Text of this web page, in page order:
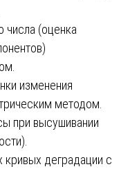
числа (оценка
изменения
методом.
при высушивании
кривых деградации с